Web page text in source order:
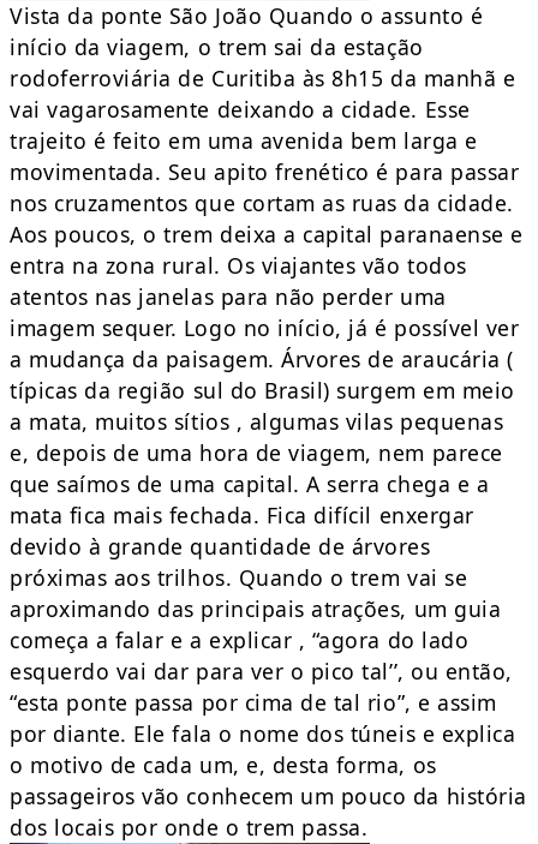
Vista da ponte São João Quando o assunto é
início da viagem, o trem sai da estação
rodoferroviária de Curitiba às 8h15 da manhã e
vai vagarosamente deixando a cidade. Esse
trajeito é feito em uma avenida bem larga e
movimentada. Seu apito frenético é para passar
nos cruzamentos que cortam as ruas da cidade.
Aos poucos, o trem deixa a capital paranaense e
entra na zona rural. Os viajantes vão todos
atentos nas janelas para não perder uma
imagem sequer. Logo no início, já é possível ver
a mudança da paisagem. Árvores de araucária (
típicas da região sul do Brasil) surgem em meio
a mata, muitos sítios , algumas vilas pequenas
e, depois de uma hora de viagem, nem parece
que saímos de uma capital. A serra chega e a
mata fica mais fechada. Fica difícil enxergar
devido à grande quantidade de árvores
próximas aos trilhos. Quando o trem vai se
aproximando das principais atrações, um guia
começa a falar e a explicar , “agora do lado
esquerdo vai dar para ver o pico tal’’, ou então,
“esta ponte passa por cima de tal rio”, e assim
por diante. Ele fala o nome dos túneis e explica
o motivo de cada um, e, desta forma, os
passageiros vão conhecem um pouco da história
dos locais por onde o trem passa.